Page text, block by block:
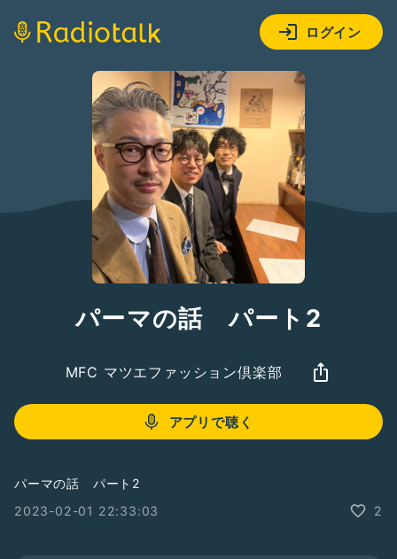
ログイン
パーマの話 パート2
MFC マツエファッション倶楽部
アプリで聴く
パーマの話 パート2
2023-02-01 22:33:03
2